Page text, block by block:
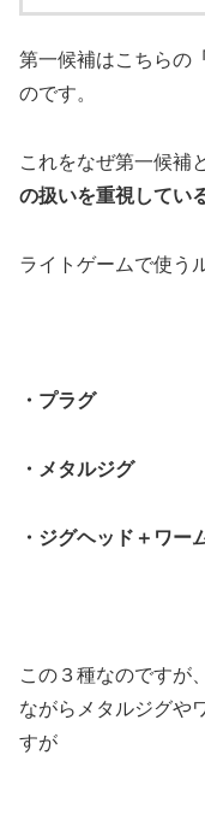
第一候補はこちらの
のです。
これをなぜ第一候補
の扱いを重視してい
ライトゲームで使う
・プラグ
・メタルジグ
・ジグヘッド＋ワー
この３種なのですが
ながらメタルジグや
すが